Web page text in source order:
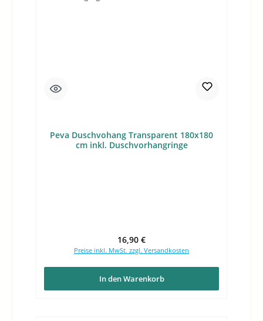
Peva Duschvohang Transparent 180x180
cm inkl. Duschvorhangringe
Regulärer Preis:
16,90 €
Preise inkl. MwSt. zzgl. Versandkosten
In den Warenkorb